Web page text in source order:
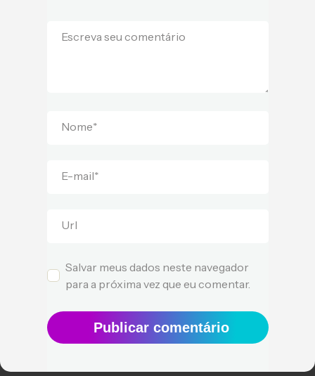
Escreva seu comentário
Nome*
E-mail*
Url
Salvar meus dados neste navegador
para a próxima vez que eu comentar.
Publicar comentário